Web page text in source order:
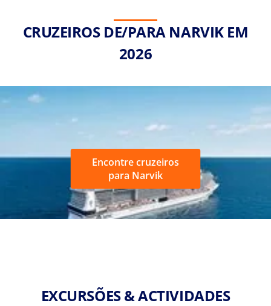
CRUZEIROS DE/PARA NARVIK EM
2026
Encontre cruzeiros
para Narvik
EXCURSÕES & ACTIVIDADES